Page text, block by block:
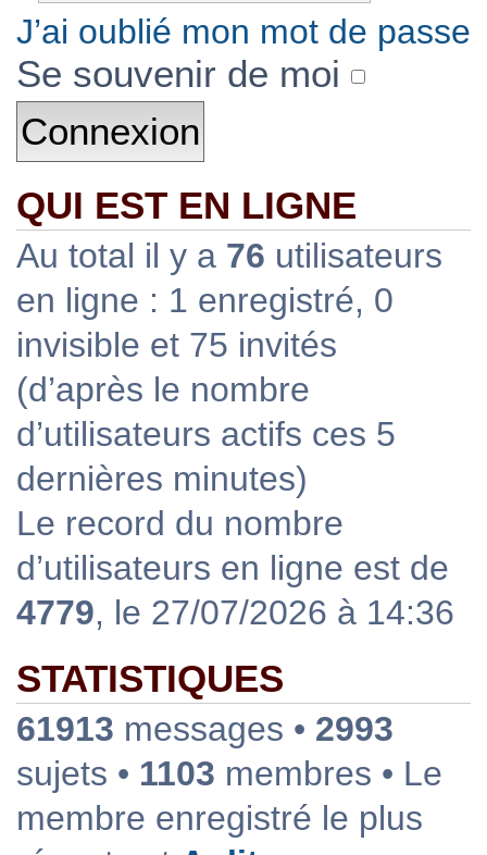
J’ai oublié mon mot de passe
Se souvenir de moi
QUI EST EN LIGNE
Au total il y a 76 utilisateurs
en ligne : 1 enregistré, 0
invisible et 75 invités
(d’après le nombre
d’utilisateurs actifs ces 5
dernières minutes)
Le record du nombre
d’utilisateurs en ligne est de
4779, le 27/07/2026 à 14:36
STATISTIQUES
61913 messages • 2993
sujets • 1103 membres • Le
membre enregistré le plus